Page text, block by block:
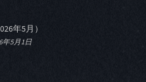
年5月）
年5月1日